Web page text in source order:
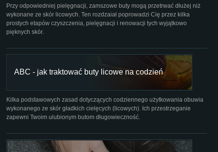
Przy odpowiedniej pielęgnacji, zamszowe buty mogą przetrwać dłużej niż
wykonane ze skór licowych. Ten rozdzaiał poprowadzi Cię przez kilka
prostych etapów czyszczenia, pielęgnacji i renowacji tych wyjątkowo
pięknych skór.
ABC - jak traktować buty licowe na codzień
Kilka podstawowych zasad dotyczących codziennego użytkowania obuwia
wykonanego ze skór gładkich cielęcych (licowych). Ich przestrzeganie
zapewni Twoim ulubionym butom długowieczność.